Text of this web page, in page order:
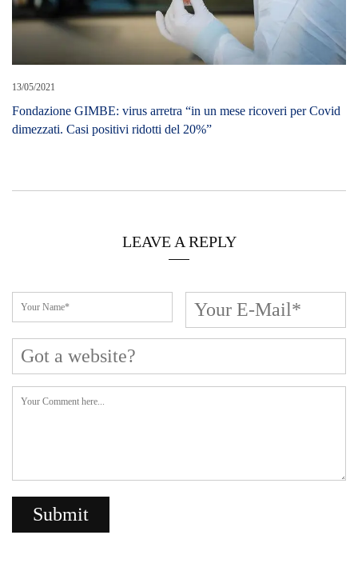
13/05/2021
Fondazione GIMBE: virus arretra “in un mese ricoveri per Covid
dimezzati. Casi positivi ridotti del 20%”
LEAVE A REPLY